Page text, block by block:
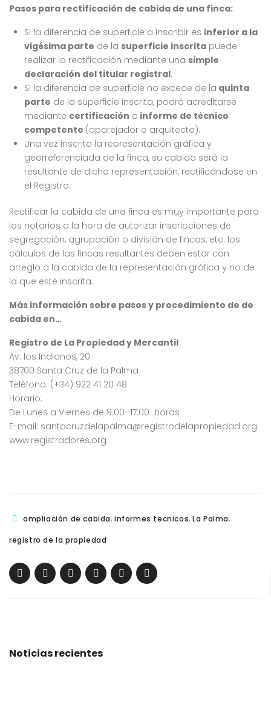
Pasos para rectificación de cabida de una finca:
Si la diferencia de superficie a inscribir es inferior a la
vigésima parte de la superficie inscrita puede
realizar la rectificación mediante una simple
declaración del titular registral.
Si la diferencia de superficie no excede de la quinta
parte de la superficie inscrita, podrá acreditarse
mediante certificación o informe de técnico
competente (aparejador o arquitecto).
Una vez inscrita la representación gráfica y
georreferenciada de la finca, su cabida será la
resultante de dicha representación, rectificándose en
el Registro.
Rectificar la cabida de una finca es muy importante para
los notarios a la hora de autorizar inscripciones de
segregación, agrupación o división de fincas, etc. los
cálculos de las fincas resultantes deben estar con
arreglo a la cabida de la representación gráfica y no de
la que esté inscrita.
Más información sobre pasos y procedimiento de de
cabida en…
Registro de La Propiedad y Mercantil
Av. los Indianos, 20
38700 Santa Cruz de la Palma
Teléfono: (+34) 922 41 20 48
Horario:
De Lunes a Viernes de 9:00–17:00 horas
E-mail: santacruzdelapalma@registrodelapropiedad.org
www.registradores.org
ampliación de cabida, informes tecnicos,La Palma,
registro de la propiedad
Noticias recientes